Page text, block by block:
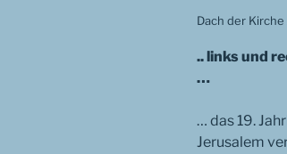
Dach der
.. links und
…
… das 19.
Jerusalem